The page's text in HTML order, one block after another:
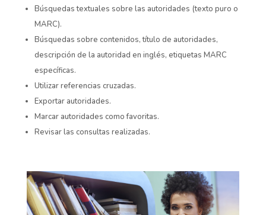
Búsquedas textuales sobre las autoridades (texto puro o
MARC).
Búsquedas sobre contenidos, título de autoridades,
descripción de la autoridad en inglés, etiquetas MARC
específicas.
Utilizar referencias cruzadas.
Exportar autoridades.
Marcar autoridades como favoritas.
Revisar las consultas realizadas.